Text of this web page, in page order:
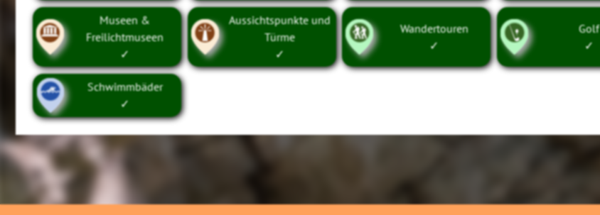
Museen &
Freilichtmuseen
✓
Aussichtspunkte und
Türme
✓
Wandertouren
✓
Golf
✓
Schwimmbäder
✓